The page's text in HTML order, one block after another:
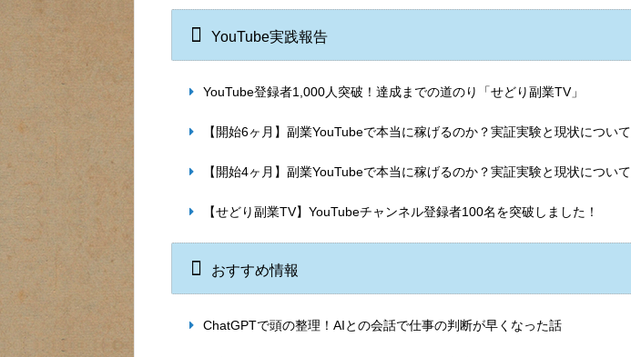
YouTube実践報告
YouTube登録者1,000人突破！達成までの道のり「せどり副業TV」
【開始6ヶ月】副業YouTubeで本当に稼げるのか？実証実験と現状について
【開始4ヶ月】副業YouTubeで本当に稼げるのか？実証実験と現状について
【せどり副業TV】YouTubeチャンネル登録者100名を突破しました！
おすすめ情報
ChatGPTで頭の整理！AIとの会話で仕事の判断が早くなった話